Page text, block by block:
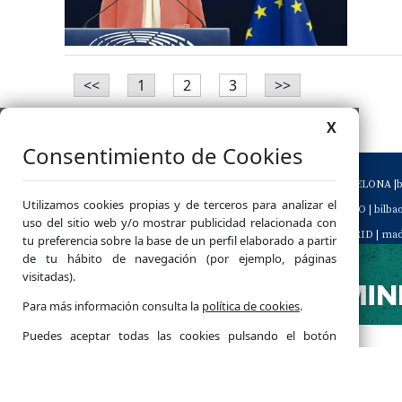
<< 1 2 3 >>
08040 BARCELONA |
48009 BILBAO |
28003 MADRID |
46120 Alboraya.
Servicio de
Teléfono de
X
Consentimiento de Cookies
Utilizamos cookies propias y de terceros para analizar el
uso del sitio web y/o mostrar publicidad relacionada con
tu preferencia sobre la base de un perfil elaborado a partir
de tu hábito de navegación (por ejemplo, páginas
visitadas).
Para más información consulta la política de cookies.
Puedes aceptar todas las cookies pulsando el botón